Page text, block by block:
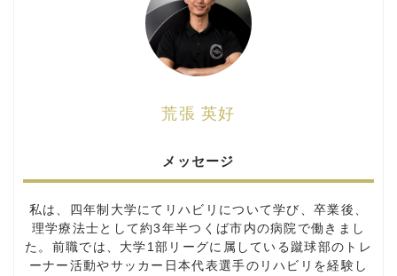
荒張 英好
メッセージ
私は、四年制大学にてリハビリについて学び、卒業後、
理学療法士として約3年半つくば市内の病院で働きまし
た。前職では、大学1部リーグに属している蹴球部のトレ
ーナー活動やサッカー日本代表選手のリハビリを経験し